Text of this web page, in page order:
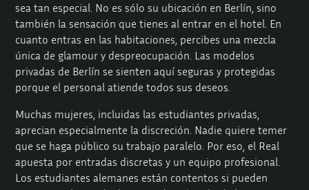
sea tan especial. No es sólo su ubicación en Berlín, sino
también la sensación que tienes al entrar en el hotel. En
cuanto entras en las habitaciones, percibes una mezcla
única de glamour y despreocupación. Las modelos
privadas de Berlín se sienten aquí seguras y protegidas
porque el personal atiende todos sus deseos.
Muchas mujeres, incluidas las estudiantes privadas,
aprecian especialmente la discreción. Nadie quiere temer
que se haga público su trabajo paralelo. Por eso, el Real
apuesta por entradas discretas y un equipo profesional.
Los estudiantes alemanes están contentos si pueden